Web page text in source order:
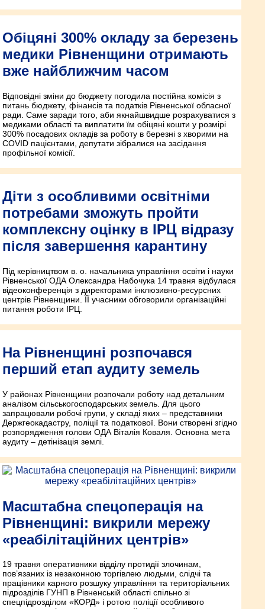
Обіцяні 300% окладу за березень
медики Рівненщини отримають
вже найближчим часом
Відповідні зміни до бюджету погодила постійна комісія з
питань бюджету, фінансів та податків Рівненської обласної
ради. Саме заради того, аби якнайшвидше розрахуватися з
медиками області та виплатити їм обіцяні кошти у розмірі
300% посадових окладів за роботу в березні з хворими на
COVID пацієнтами, депутати зібралися на засідання
профільної комісії.
Діти з особливими освітніми
потребами зможуть пройти
комплексну оцінку в ІРЦ відразу
після завершення карантину
Під керівництвом в. о. начальника управління освіти і науки
Рівненської ОДА Олександра Набочука 14 травня відбулася
відеоконференція з директорами інклюзивно-ресурсних
центрів Рівненщини. ЇЇ учасники обговорили організаційні
питання роботи ІРЦ.
На Рівненщині розпочався
перший етап аудиту земель
У районах Рівненщини розпочали роботу над детальним
аналізом сільськогосподарських земель. Для цього
запрацювали робочі групи, у складі яких – представники
Держгеокадастру, поліції та податкової. Вони створені згідно
розпорядження голови ОДА Віталія Коваля. Основна мета
аудиту – детінізація землі.
Масштабна спецоперація на
Рівненщині: викрили мережу
«реабілітаційних центрів»
19 травня оперативники відділу протидії злочинам,
пов’язаних із незаконною торгівлею людьми, слідчі та
працівники карного розшуку управління та територіальних
підрозділів ГУНП в Рівненській області спільно зі
спецпідрозділом «КОРД» і ротою поліції особливого